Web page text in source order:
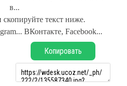
в...
текст ниже.
ВКонтакте, Facebook...
Копировать